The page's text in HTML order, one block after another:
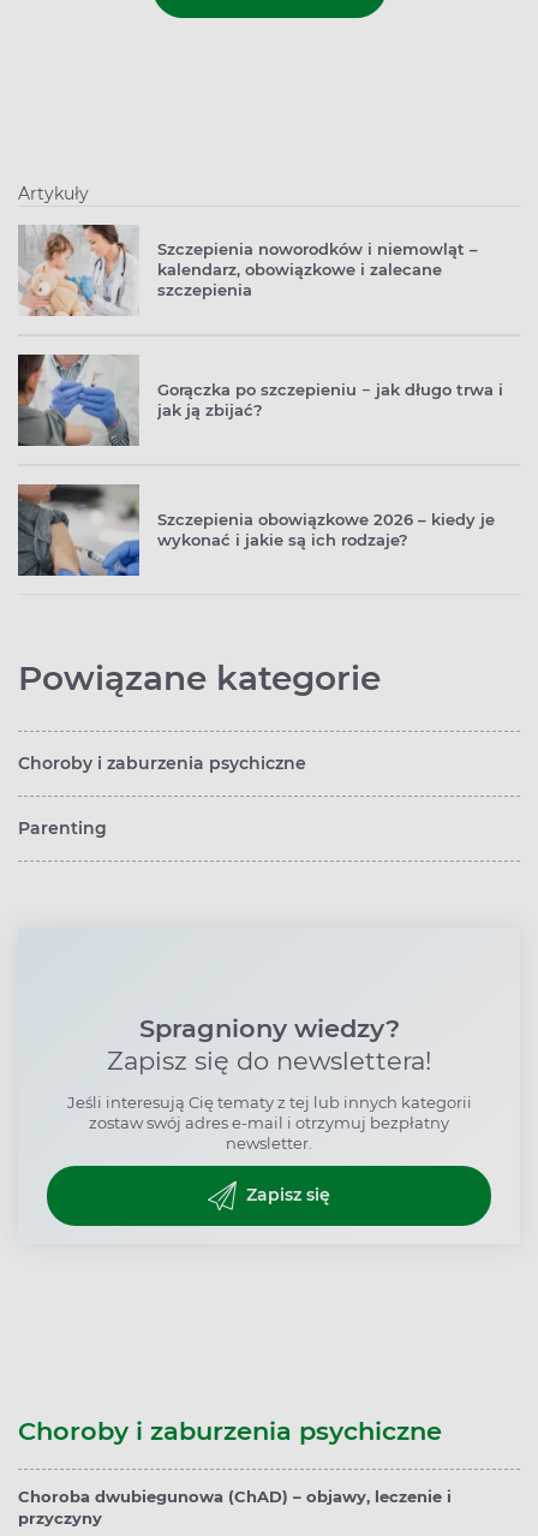
Artykuły
Szczepienia noworodków i niemowląt –
kalendarz, obowiązkowe i zalecane
szczepienia
Gorączka po szczepieniu − jak długo trwa i
jak ją zbijać?
Szczepienia obowiązkowe 2026 – kiedy je
wykonać i jakie są ich rodzaje?
Powiązane kategorie
Choroby i zaburzenia psychiczne
Parenting
Spragniony wiedzy?
Zapisz się do newslettera!
Jeśli interesują Cię tematy z tej lub innych kategorii
zostaw swój adres e-mail i otrzymuj bezpłatny
newsletter.
Zapisz się
Choroby i zaburzenia psychiczne
Choroba dwubiegunowa (ChAD) – objawy, leczenie i
przyczyny